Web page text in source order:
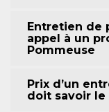
Entretien de
appel à un
Pommeuse
Prix d’un
doit savoir le